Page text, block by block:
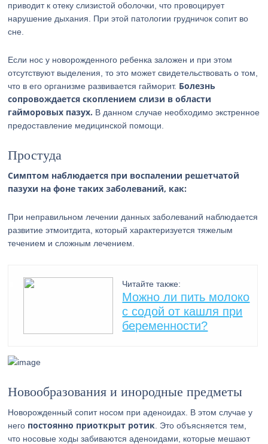
приводит к отеку слизистой оболочки, что провоцирует
нарушение дыхания. При этой патологии грудничок сопит во
сне.
Если нос у новорожденного ребенка заложен и при этом
отсутствуют выделения, то это может свидетельствовать о том,
что в его организме развивается гайморит. Болезнь
сопровождается скоплением слизи в области
гайморовых пазух. В данном случае необходимо экстренное
предоставление медицинской помощи.
Простуда
Симптом наблюдается при воспалении решетчатой
пазухи на фоне таких заболеваний, как:
При неправильном лечении данных заболеваний наблюдается
развитие этмоитдита, который характеризуется тяжелым
течением и сложным лечением.
Читайте также:
Можно ли пить молоко
с содой от кашля при
беременности?
Новообразования и инородные предметы
Новорожденный сопит носом при аденоидах. В этом случае у
него постоянно приоткрыт ротик . Это объясняется тем,
что носовые ходы забиваются аденоидами, которые мешают